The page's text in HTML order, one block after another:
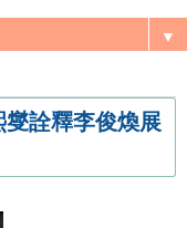
▼
燮詮釋李俊煥展